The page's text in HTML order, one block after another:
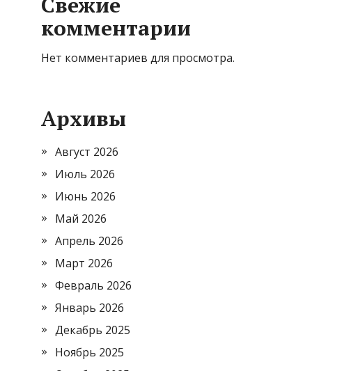
комментарии
Нет комментариев для просмотра.
Архивы
Август 2026
Июль 2026
Июнь 2026
Май 2026
Апрель 2026
Март 2026
Февраль 2026
Январь 2026
Декабрь 2025
Ноябрь 2025